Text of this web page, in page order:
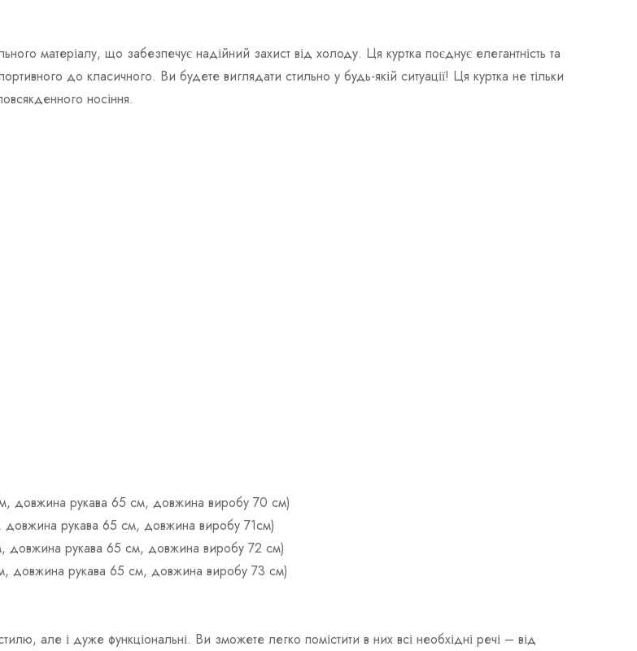
матеріалу, що забезпечує надійний захист від холоду. Ця куртка поєднує елегантність та
до класичного. Ви будете виглядати стильно у будь-якій ситуації! Ця куртка не тільки
носіння.
довжина рукава 65 см, довжина виробу 70 см)
довжина рукава 65 см, довжина виробу 71см)
довжина рукава 65 см, довжина виробу 72 см)
довжина рукава 65 см, довжина виробу 73 см)
але і дуже функціональні. Ви зможете легко помістити в них всі необхідні речі – від